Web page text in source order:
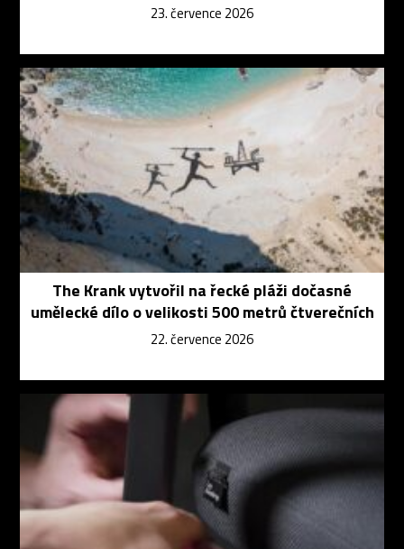
23. července 2026
The Krank vytvořil na řecké pláži dočasné
umělecké dílo o velikosti 500 metrů čtverečních
22. července 2026